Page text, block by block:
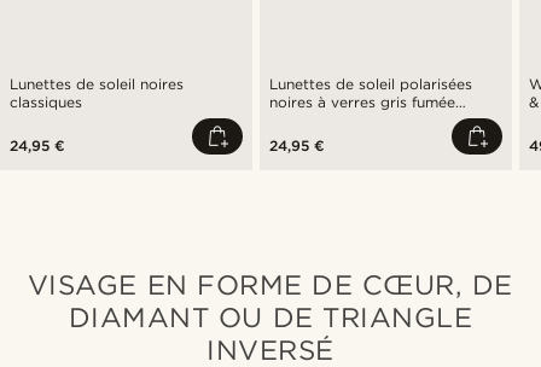
Lunettes de soleil noires
classiques
24,95 €
Lunettes de soleil polarisées
noires à verres gris fumée
24,95 €
VISAGE EN FORME DE CŒUR, DE
DIAMANT OU DE TRIANGLE
INVERSÉ